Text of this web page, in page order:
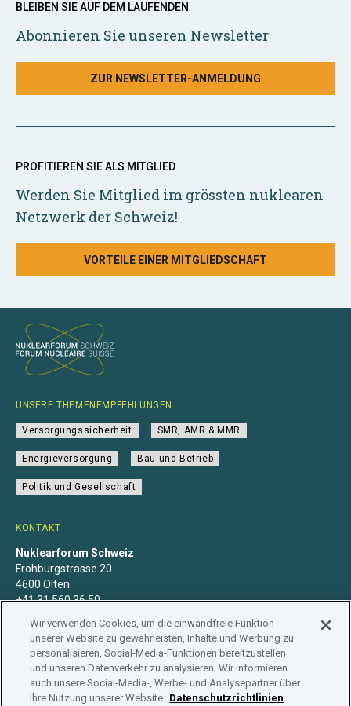
BLEIBEN SIE AUF DEM LAUFENDEN
Abonnieren Sie unseren Newsletter
ZUR NEWSLETTER-ANMELDUNG
PROFITIEREN SIE ALS MITGLIED
Werden Sie Mitglied im grössten nuklearen
Netzwerk der Schweiz!
VORTEILE EINER MITGLIEDSCHAFT
KONTAKT
Nuklearforum Schweiz
Frohburgstrasse 20
4600 Olten
+41 31 560 36 50
UNSERE THEMENEMPFEHLUNGEN
Versorgungssicherheit SMR, AMR & MMR
Energieversorgung Bau und Betrieb
Politik und Gesellschaft
Datenschutzerklärung Impressum Mitgliedschaft
Wir verwenden Cookies, um die einwandfreie Funktion
unserer Website zu gewährleisten, Inhalte und Werbung zu
personalisieren, Social-Media-Funktionen bereitzustellen
und unseren Datenverkehr zu analysieren. Wir informieren
auch unsere Social-Media-, Werbe- und Analysepartner über
Ihre Nutzung unserer Website. Datenschutzrichtlinien